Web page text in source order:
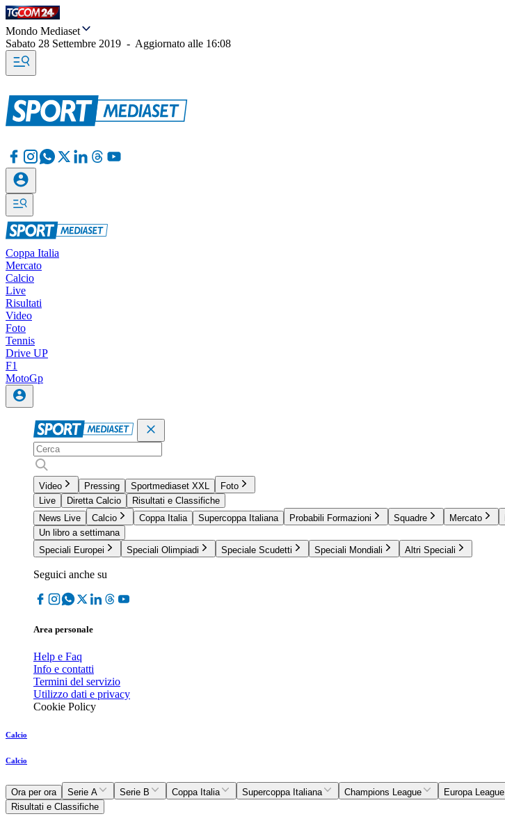
Mondo Mediaset
Sabato 28 Settembre 2019 - Aggiornato alle 16:08
Coppa Italia
Mercato
Calcio
Live
Risultati
Video
Foto
Tennis
Drive UP
F1
MotoGp
Video Pressing Sportmediaset XXL
Foto
Live
Diretta Calcio
Risultati e Classifiche
News Live
Calcio Coppa Italia Supercoppa Italiana Probabili Formazioni Squadre Mercato
Un libro a settimana
Speciali Europei
Speciali Olimpiadi Speciale Scudetti Speciali Mondiali Altri Speciali
Seguici anche su
Area personale
Help e Faq
Info e contatti
Termini del servizio
Utilizzo dati e privacy
Cookie Policy
Calcio
Calcio
Ora per ora Serie A Serie B Coppa Italia Supercoppa Italiana Champions League Europa League
Risultati e Classifiche